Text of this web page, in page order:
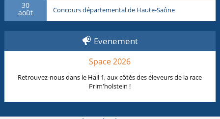
30
août Concours départemental de Haute-Saône
Evenement
Space 2026
Retrouvez-nous dans le Hall 1, aux côtés des éleveurs de la race
Prim'holstein !